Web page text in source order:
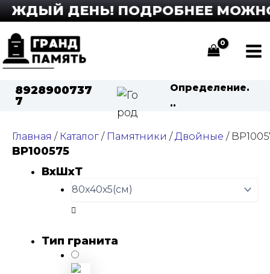
Перейти
к
содержимому
ДЕНЬ! ПОДРОБНЕЕ МОЖНО
8928900737
7
Определение.
..
Главная / Каталог / Памятники /Двойные /
BP100575
Тип гранита
ВхШхТ